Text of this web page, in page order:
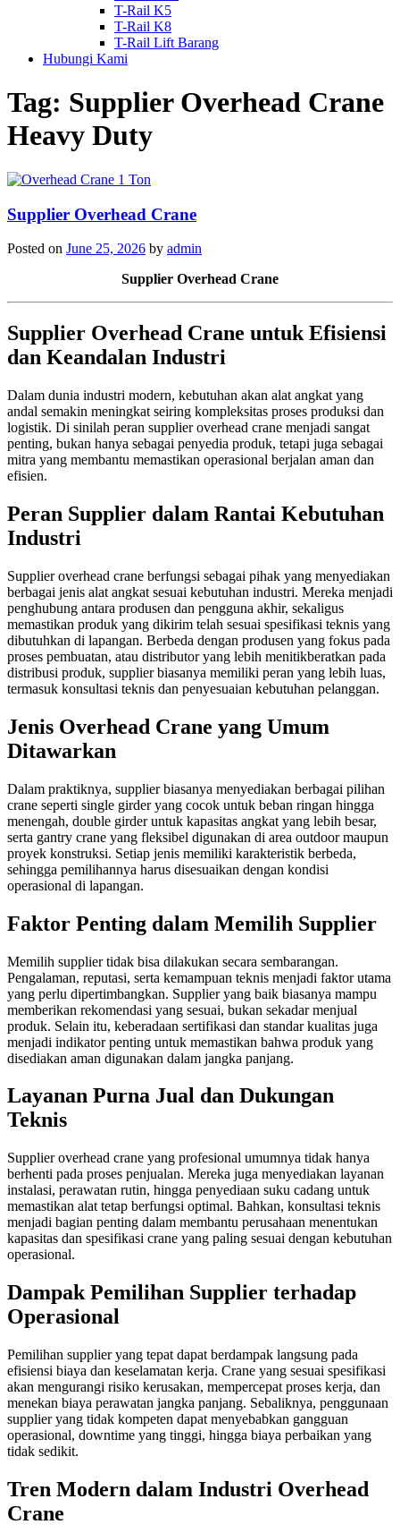
T-Rail K5
T-Rail K8
T-Rail Lift Barang
Hubungi Kami
Tag: Supplier Overhead Crane
Heavy Duty
Supplier Overhead Crane
Posted on June 25, 2026 by admin
Supplier Overhead Crane
Supplier Overhead Crane untuk Efisiensi
dan Keandalan Industri
Dalam dunia industri modern, kebutuhan akan alat angkat yang
andal semakin meningkat seiring kompleksitas proses produksi dan
logistik. Di sinilah peran supplier overhead crane menjadi sangat
penting, bukan hanya sebagai penyedia produk, tetapi juga sebagai
mitra yang membantu memastikan operasional berjalan aman dan
efisien.
Peran Supplier dalam Rantai Kebutuhan
Industri
Supplier overhead crane berfungsi sebagai pihak yang menyediakan
berbagai jenis alat angkat sesuai kebutuhan industri. Mereka menjadi
penghubung antara produsen dan pengguna akhir, sekaligus
memastikan produk yang dikirim telah sesuai spesifikasi teknis yang
dibutuhkan di lapangan. Berbeda dengan produsen yang fokus pada
proses pembuatan, atau distributor yang lebih menitikberatkan pada
distribusi produk, supplier biasanya memiliki peran yang lebih luas,
termasuk konsultasi teknis dan penyesuaian kebutuhan pelanggan.
Jenis Overhead Crane yang Umum
Ditawarkan
Dalam praktiknya, supplier biasanya menyediakan berbagai pilihan
crane seperti single girder yang cocok untuk beban ringan hingga
menengah, double girder untuk kapasitas angkat yang lebih besar,
serta gantry crane yang fleksibel digunakan di area outdoor maupun
proyek konstruksi. Setiap jenis memiliki karakteristik berbeda,
sehingga pemilihannya harus disesuaikan dengan kondisi
operasional di lapangan.
Faktor Penting dalam Memilih Supplier
Memilih supplier tidak bisa dilakukan secara sembarangan.
Pengalaman, reputasi, serta kemampuan teknis menjadi faktor utama
yang perlu dipertimbangkan. Supplier yang baik biasanya mampu
memberikan rekomendasi yang sesuai, bukan sekadar menjual
produk. Selain itu, keberadaan sertifikasi dan standar kualitas juga
menjadi indikator penting untuk memastikan bahwa produk yang
disediakan aman digunakan dalam jangka panjang.
Layanan Purna Jual dan Dukungan
Teknis
Supplier overhead crane yang profesional umumnya tidak hanya
berhenti pada proses penjualan. Mereka juga menyediakan layanan
instalasi, perawatan rutin, hingga penyediaan suku cadang untuk
memastikan alat tetap berfungsi optimal. Bahkan, konsultasi teknis
menjadi bagian penting dalam membantu perusahaan menentukan
kapasitas dan spesifikasi crane yang paling sesuai dengan kebutuhan
operasional.
Dampak Pemilihan Supplier terhadap
Operasional
Pemilihan supplier yang tepat dapat berdampak langsung pada
efisiensi biaya dan keselamatan kerja. Crane yang sesuai spesifikasi
akan mengurangi risiko kerusakan, mempercepat proses kerja, dan
menekan biaya perawatan jangka panjang. Sebaliknya, penggunaan
supplier yang tidak kompeten dapat menyebabkan gangguan
operasional, downtime yang tinggi, hingga biaya perbaikan yang
tidak sedikit.
Tren Modern dalam Industri Overhead
Crane